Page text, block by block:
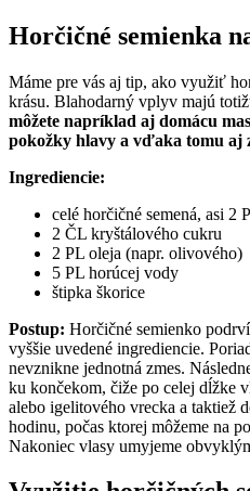
Horčičné semienka
Máme pre vás aj tip, ako využiť
krásu. Blahodarný vplyv majú
môžete napríklad aj domácu
pokožky hlavy a vďaka tomu aj
Ingrediencie:
celé horčičné semená, asi 2
2 ČL kryštálového cukru
2 PL oleja (napr. olivového)
5 PL horúcej vody
štipka škorice
Postup: Horčičné semienko
vyššie uvedené ingrediencie.
nevznikne jednotná zmes.
ku končekom, čiže po celej dĺžke
alebo igelitového vrecka a taktiež
hodinu, počas ktorej môžeme na
Nakoniec vlasy umyjeme